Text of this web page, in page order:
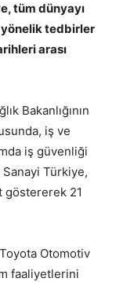
tüm dünyayı
yönelik tedbirler
arası
Bakanlığının
iş ve
iş güvenliği
Türkiye,
göstererek 21
Otomotiv
faaliyetlerini